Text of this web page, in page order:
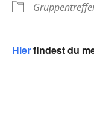
Hierfindest du